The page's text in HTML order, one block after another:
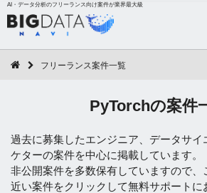
AI・データ分析のフリーランス向け案件が業界最大級
フリーランス案件一覧
PyTorchの案件
過去に募集したエンジニア、データサイ
ケターの案件を中心に掲載しています。
非公開案件を多数保有していますので、
近い案件をクリックして無料サポートに